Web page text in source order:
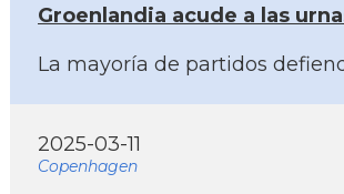
Groenlandia acude a las
La mayoría de partidos
2025-03-11
Copenhagen